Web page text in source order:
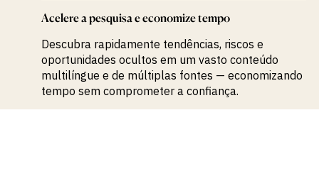
Acelere a pesquisa e economize tempo
Descubra rapidamente tendências, riscos e
oportunidades ocultos em um vasto conteúdo
multilíngue e de múltiplas fontes — economizando
tempo sem comprometer a confiança.